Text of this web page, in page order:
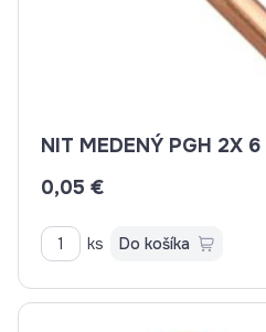
0,05 €
ks Do košíka